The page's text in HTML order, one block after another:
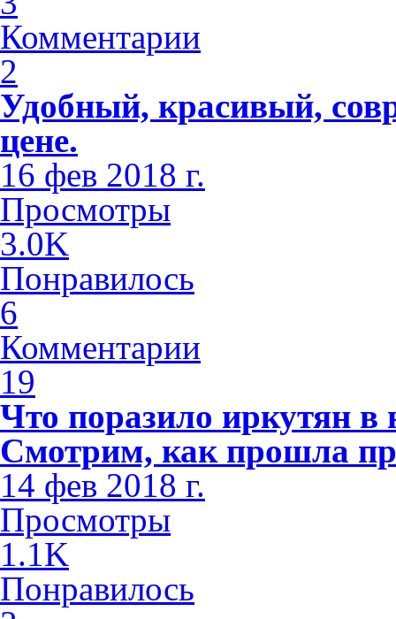
Комментарии
2
Удобный, красивый,
цене.
16 фев 2018 г.
Просмотры
3.0K
Понравилось
6
Комментарии
19
Что поразило иркутян
Смотрим, как прошла
14 фев 2018 г.
Просмотры
1.1K
Понравилось